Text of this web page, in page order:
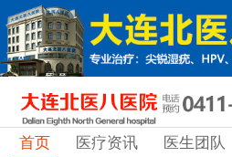
首页 医疗资讯 医生团队